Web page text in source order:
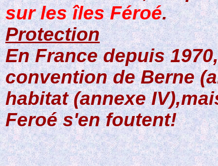
sur les îles Féroé.
Protection
En France depuis
convention de Berne
habitat (annexe
Feroé s'en foutent!